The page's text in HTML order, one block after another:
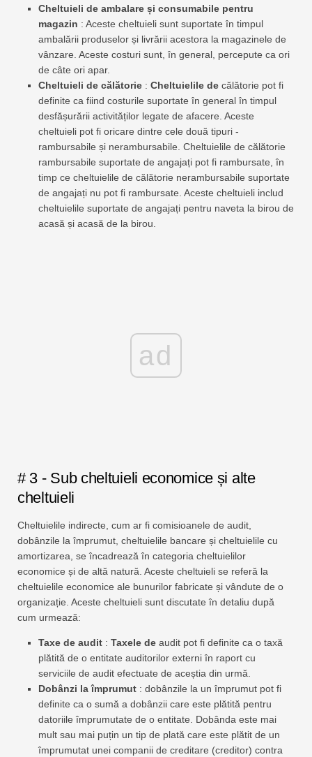
Cheltuieli de ambalare și consumabile pentru
magazin : Aceste cheltuieli sunt suportate în timpul
ambalării produselor și livrării acestora la magazinele de
vânzare. Aceste costuri sunt, în general, percepute ca ori
de câte ori apar.
Cheltuieli de călătorie : Cheltuielile de călătorie pot fi
definite ca fiind costurile suportate în general în timpul
desfășurării activităților legate de afacere. Aceste
cheltuieli pot fi oricare dintre cele două tipuri -
rambursabile și nerambursabile. Cheltuielile de călătorie
rambursabile suportate de angajați pot fi rambursate, în
timp ce cheltuielile de călătorie nerambursabile suportate
de angajați nu pot fi rambursate. Aceste cheltuieli includ
cheltuielile suportate de angajați pentru naveta la birou de
acasă și acasă de la birou.
ad
# 3 - Sub cheltuieli economice și alte
cheltuieli
Cheltuielile indirecte, cum ar fi comisioanele de audit,
dobânzile la împrumut, cheltuielile bancare și cheltuielile cu
amortizarea, se încadrează în categoria cheltuielilor
economice și de altă natură. Aceste cheltuieli se referă la
cheltuielile economice ale bunurilor fabricate și vândute de o
organizație. Aceste cheltuieli sunt discutate în detaliu după
cum urmează:
Taxe de audit : Taxele de audit pot fi definite ca o taxă
plătită de o entitate auditorilor externi în raport cu
serviciile de audit efectuate de aceștia din urmă.
Dobânzi la împrumut : dobânzile la un împrumut pot fi
definite ca o sumă a dobânzii care este plătită pentru
datoriile împrumutate de o entitate. Dobânda este mai
mult sau mai puțin un tip de plată care este plătit de un
împrumutat unei companii de creditare (creditor) contra